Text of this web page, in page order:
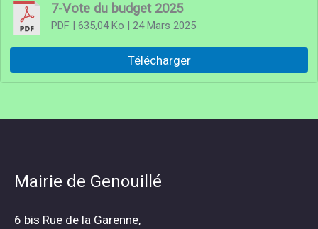
7-Vote du budget 2025
PDF| 635,04 Ko | 24 Mars 2025
Télécharger
Mairie de Genouillé
6 bis Rue de la Garenne,